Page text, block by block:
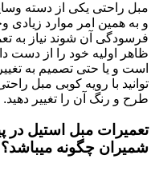
مبل راحتی یکی از دسته
و به همین امر موارد
فرسودگی آن شوند نیاز به
ظاهر اولیه خود را از دست
است و یا حتی تصمیم به
توانید با رویه کوبی مبل
طرح و رنگ آن را تغییر دهید.
تعمیرات مبل استیل در
شمیران چگونه میباشد؟